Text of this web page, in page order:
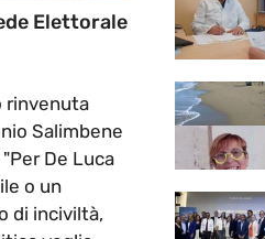
Elettorale
rinvenuta
Salimbene
De Luca
o un
di inciviltà,